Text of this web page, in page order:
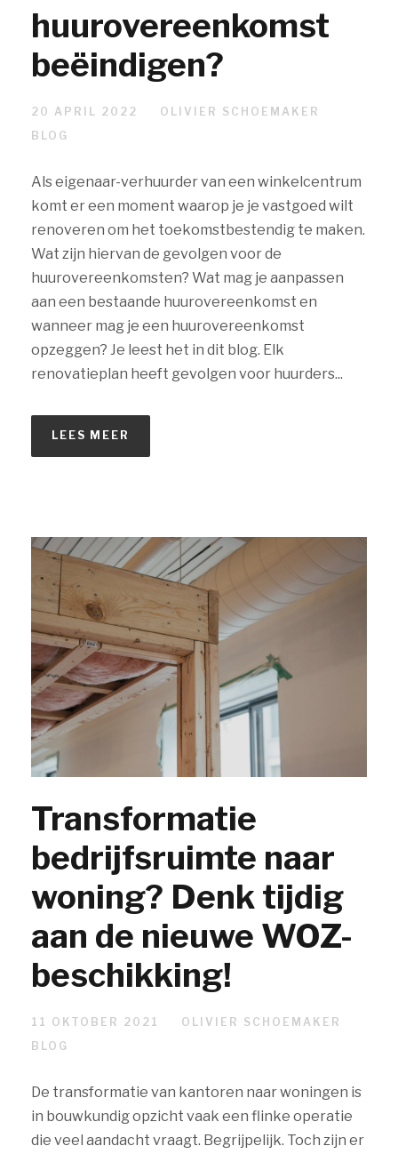
huurovereenkomst
beëindigen?
20 APRIL 2022
OLIVIER SCHOEMAKER
BLOG
Als eigenaar-verhuurder van een winkelcentrum
komt er een moment waarop je je vastgoed wilt
renoveren om het toekomstbestendig te maken.
Wat zijn hiervan de gevolgen voor de
huurovereenkomsten? Wat mag je aanpassen
aan een bestaande huurovereenkomst en
wanneer mag je een huurovereenkomst
opzeggen? Je leest het in dit blog. Elk
renovatieplan heeft gevolgen voor huurders...
LEES MEER
Transformatie
bedrijfsruimte naar
woning? Denk tijdig
aan de nieuwe WOZ-
beschikking!
11 OKTOBER 2021
OLIVIER SCHOEMAKER
BLOG
De transformatie van kantoren naar woningen is
in bouwkundig opzicht vaak een flinke operatie
die veel aandacht vraagt. Begrijpelijk. Toch zijn er